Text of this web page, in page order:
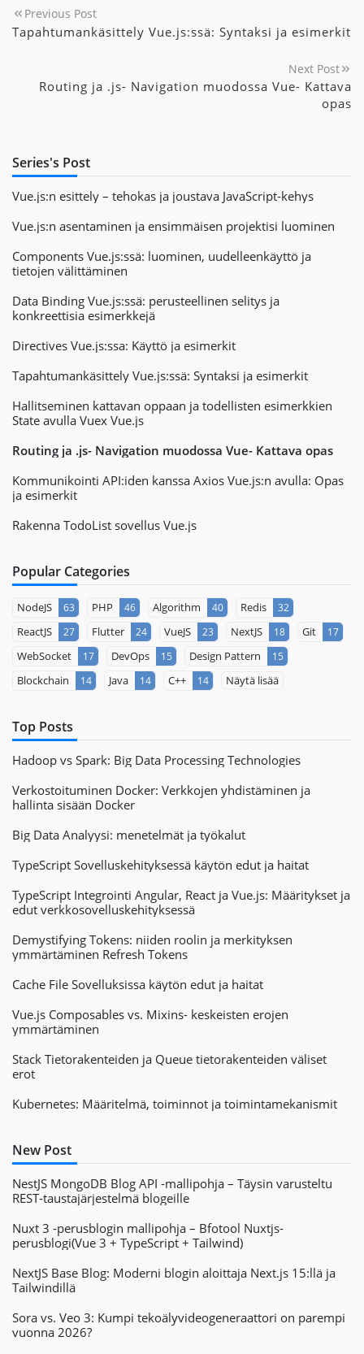
Previous Post
Tapahtumankäsittely Vue.js:ssä: Syntaksi ja esimerkit
Next Post
Routing ja .js- Navigation muodossa Vue- Kattava
opas
Series's Post
Vue.js:n esittely – tehokas ja joustava JavaScript-kehys
Vue.js:n asentaminen ja ensimmäisen projektisi luominen
Components Vue.js:ssä: luominen, uudelleenkäyttö ja
tietojen välittäminen
Data Binding Vue.js:ssä: perusteellinen selitys ja
konkreettisia esimerkkejä
Directives Vue.js:ssa: Käyttö ja esimerkit
Tapahtumankäsittely Vue.js:ssä: Syntaksi ja esimerkit
Hallitseminen kattavan oppaan ja todellisten esimerkkien
State avulla Vuex Vue.js
Routing ja .js- Navigation muodossa Vue- Kattava opas
Kommunikointi API:iden kanssa Axios Vue.js:n avulla: Opas
ja esimerkit
Rakenna TodoList sovellus Vue.js
Popular Categories
NodeJS 63 PHP 46 Algorithm 40 Redis 32
ReactJS 27 Flutter 24 VueJS 23 NextJS 18 Git 17
WebSocket 17 DevOps 15 Design Pattern 15
Blockchain 14 Java 14 C++ 14 Näytä lisää
Top Posts
Hadoop vs Spark: Big Data Processing Technologies
Verkostoituminen Docker: Verkkojen yhdistäminen ja
hallinta sisään Docker
Big Data Analyysi: menetelmät ja työkalut
TypeScript Sovelluskehityksessä käytön edut ja haitat
TypeScript Integrointi Angular, React ja Vue.js: Määritykset ja
edut verkkosovelluskehityksessä
Demystifying Tokens: niiden roolin ja merkityksen
ymmärtäminen Refresh Tokens
Cache File Sovelluksissa käytön edut ja haitat
Vue.js Composables vs. Mixins- keskeisten erojen
ymmärtäminen
Stack Tietorakenteiden ja Queue tietorakenteiden väliset
erot
Kubernetes: Määritelmä, toiminnot ja toimintamekanismit
New Post
NestJS MongoDB Blog API -mallipohja – Täysin varusteltu
REST-taustajärjestelmä blogeille
Nuxt 3 -perusblogin mallipohja – Bfotool Nuxtjs-
perusblogi(Vue 3 + TypeScript + Tailwind)
NextJS Base Blog: Moderni blogin aloittaja Next.js 15:llä ja
Tailwindillä
Sora vs. Veo 3: Kumpi tekoälyvideogeneraattori on parempi
vuonna 2026?